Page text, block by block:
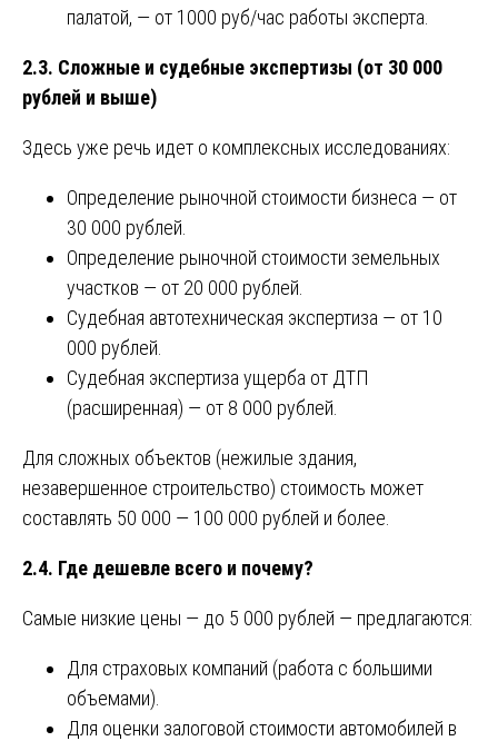
палатой, — от 1000 руб/час работы эксперта.
2.3. Сложные и судебные экспертизы (от 30 000
рублей и выше)
Здесь уже речь идет о комплексных исследованиях:
Определение рыночной стоимости бизнеса — от
30 000 рублей.
Определение рыночной стоимости земельных
участков — от 20 000 рублей.
Судебная автотехническая экспертиза — от 10
000 рублей.
Судебная экспертиза ущерба от ДТП
(расширенная) — от 8 000 рублей.
Для сложных объектов (нежилые здания,
незавершенное строительство) стоимость может
составлять 50 000 — 100 000 рублей и более.
2.4. Где дешевле всего и почему?
Самые низкие цены — до 5 000 рублей — предлагаются:
Для страховых компаний (работа с большими
объемами).
Для оценки залоговой стоимости автомобилей в